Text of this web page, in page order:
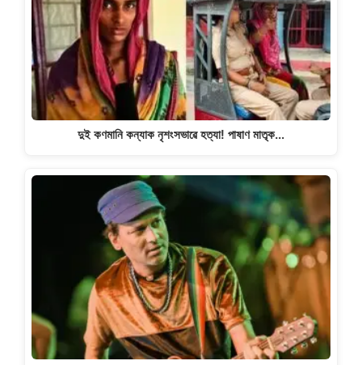
দুই কণমানি কন্যাক নৃশংসভাৱে হত্যা! পাষাণ মাতৃক…